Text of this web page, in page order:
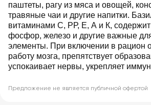
паштеты, рагу из мяса и овощей,
травяные чаи и другие напитки.
витаминами С, РР, Е, А и К, содержит
фосфор, железо и другие важные
элементы. При включении в рацион
работу мозга, препятствует
успокаивает нервы, укрепляет
Предложение не является публичной офертой